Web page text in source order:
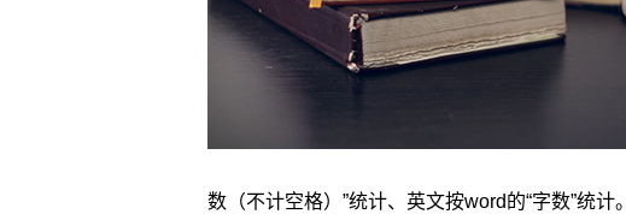
数（不计空格）”统计、英文按word的“字数”统计。